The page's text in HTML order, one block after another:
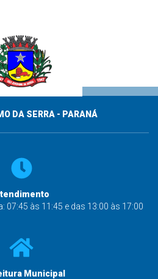
DA SERRA - PARANÁ
07:45 às 11:45 e das 13:00 às 17:00
Municipal